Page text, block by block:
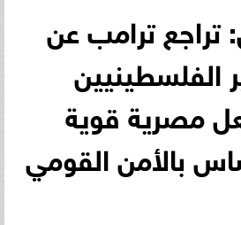
ترامب عن
مصرية قوية
بالأمن القومي